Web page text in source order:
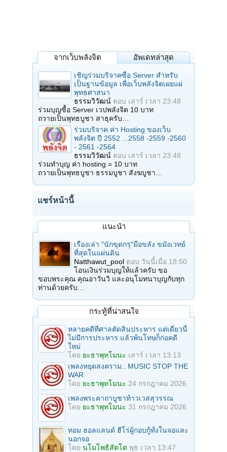
จากเว็บพลังจิต อัพเดทล่าสุด
เชิญร่วมบริจาคซื้อ Server สำหรับ
เป็นฐานข้อมูล เพื่อเว็บพลังจิตเผยแผ่
พุทธศาสนา
ธรรมวิวัฒน์ ตอบ เสาร์ เวลา 23:48
ร่วมบุญซื้อ Server เวปพลังจิต 10 บาท
ถวายเป็นพุทธบูชา สาธุครับ…
ร่วมบริจาค ค่า Hosting ของเว็บ
พลังจิต ปี 2552 ...2558 -2559 -2560
- 2561 -2564
ธรรมวิวัฒน์ ตอบ เสาร์ เวลา 23:48
ร่วมทำบุญ ค่า hosting = 10 บาท
ถวายเป็นพุทธบูชา ธรรมบูชา สังฆบูชา…
แชร์หน้านี้
แนะนำ
เรื่องเล่า "นักขุดกรุ"มือขลัง ขมังเวทย์
ที่สุดในแผ่นดิน
Natthawut_pool ตอบ วันนี้เมื่อ 18:50
โอนเงินร่วมบุญให้แล้วครับ ขอ
ขอบพระคุณ คุณอาวันวิ และอนุโมทนาบุญกับทุก
ท่านด้วยครับ…
กระทู้ที่น่าสนใจ
หลายคดีที่ศาลตัดสินประหาร แต่เดี๋ยวนี้
ไม่มีการประหาร แล้วพ้นโทษก็ก่อคดี
ใหม่
โดย ยะธาพุทโมนะ เสาร์ เวลา 13:13
เพลงหยุดสงคราม.. MUSIC STOP THE
WAR
โดย ยะธาพุทโมนะ 24 กรกฎาคม 2026
เพลงพระคาถาบูชาท้าวเวสสุวรรณ
โดย ยะธาพุทโมนะ 31 กรกฎาคม 2026
ทอม ฮอลแลนด์ ฮีโร่ผู้กอบกู้ทั้งในจอและ
นอกจอ
โดย นโมโพธิสัตโต พุธ เวลา 13:47